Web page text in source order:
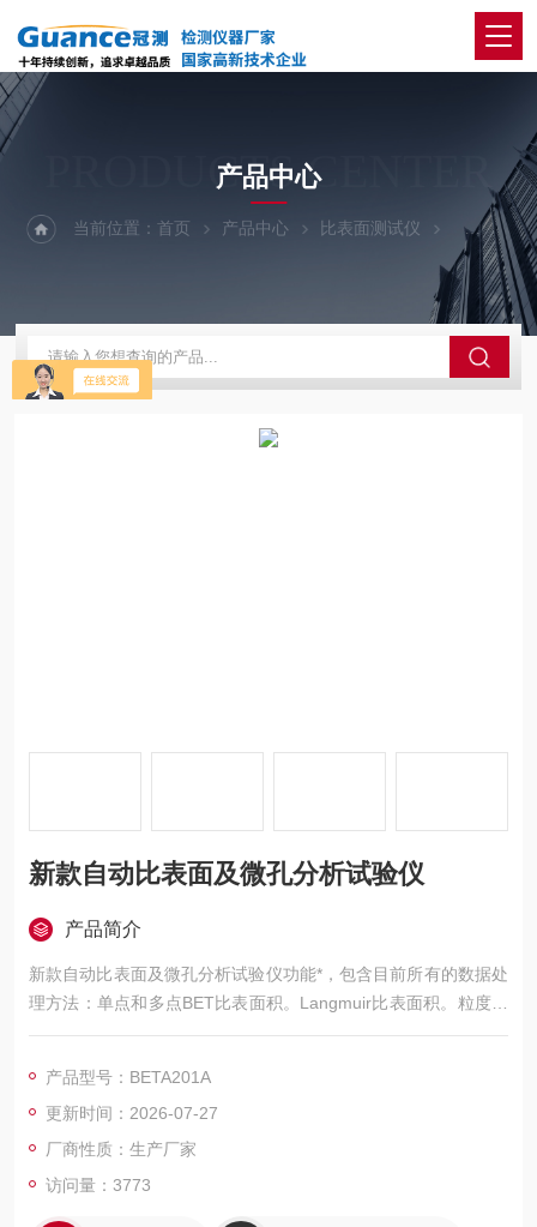
PRODUCTS CENTER
产品中心
当前位置：首页 产品中心 比表面测试仪 201A-比
新款自动比表面及微孔分析试验仪
产品简介
新款自动比表面及微孔分析试验仪功能*，包含目前所有的数据处
理方法：单点和多点BET比表面积。Langmuir比表面积。粒度估
算和真密度测试、孔隙率及孔隙度分析
产品型号：BETA201A
更新时间：2026-07-27
厂商性质：生产厂家
访问量：3773